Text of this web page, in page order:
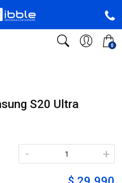
0
S20 Ultra
+
-